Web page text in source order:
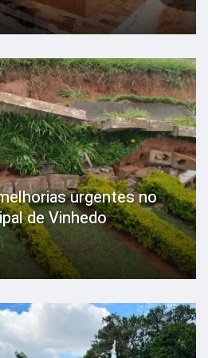
urgentes no
de Vinhedo